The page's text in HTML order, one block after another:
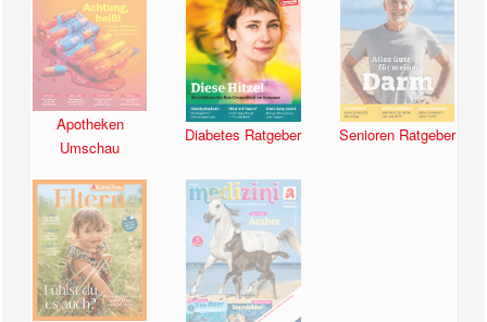
Apotheken
Umschau
Diabetes Ratgeber Senioren Ratgeber